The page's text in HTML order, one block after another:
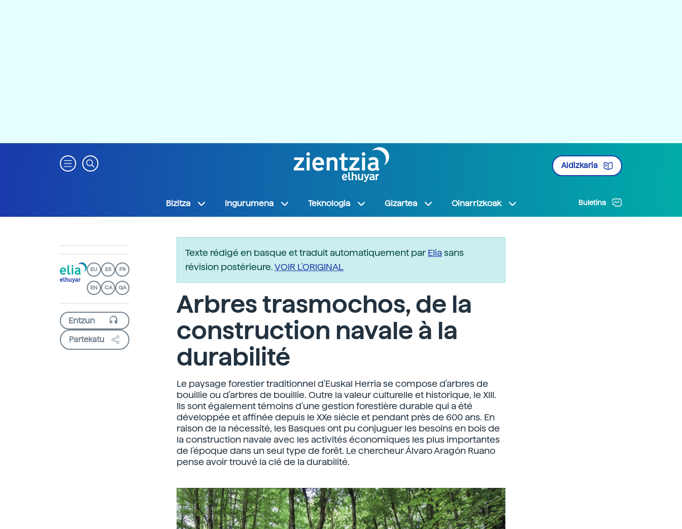
Aldizkaria
Bizitza Ingurumena Teknologia Gizartea Oinarrizkoak Buletina
EU ES FR
EN CA GA
Partekatu
Texte rédigé en basque et traduit automatiquement parEliasans
révision postérieure.VOIR L'ORIGINAL
Arbres trasmochos, de la
construction navale à la
durabilité
Le paysage forestier traditionnel d'Euskal Herria se compose d'arbres de
bouillie ou d'arbres de bouillie. Outre la valeur culturelle et historique, le XIII.
Ils sont également témoins d'une gestion forestière durable qui a été
développée et affinée depuis le XXe siècle et pendant près de 600 ans. En
raison de la nécessité, les Basques ont pu conjuguer les besoins en bois de
la construction navale avec les activités économiques les plus importantes
de l'époque dans un seul type de forêt. Le chercheur Álvaro Aragón Ruano
pense avoir trouvé la clé de la durabilité.